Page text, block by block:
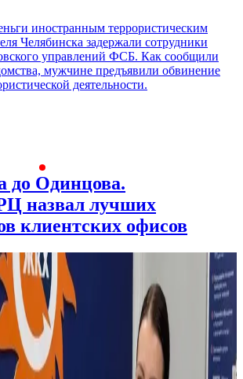
иностранным террористическим
Челябинска задержали сотрудники
управлений ФСБ. Как сообщили
мужчине предъявили обвинение
деятельности.
до Одинцова.
назвал лучших
клиентских офисов